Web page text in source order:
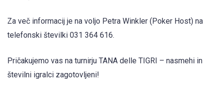
Za več informacij je na voljo Petra Winkler (Poker Host) na
telefonski številki 031 364 616.
Pričakujemo vas na turnirju TANA delle TIGRI – nasmehi in
številni igralci zagotovljeni!